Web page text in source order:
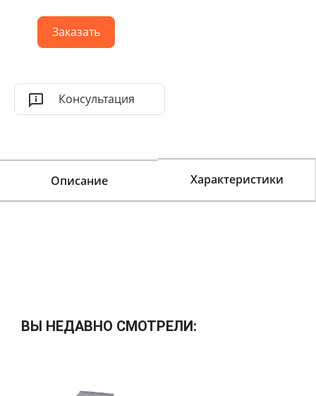
Заказать
Консультация
Описание Характеристики
ВЫ НЕДАВНО СМОТРЕЛИ: